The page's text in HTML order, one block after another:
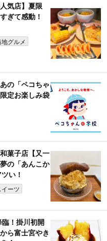
気店】夏限
ぎて感動！
地グルメ
の「ペコちゃ
定お楽しみ袋
菓子店【又一
の「あんこか
い！
イーツ
！掛川初開
ら富士宮やき